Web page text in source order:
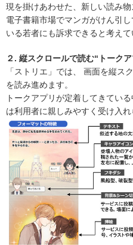
現を掛けあわせた、新しい読み物
電子書籍市場でマンガがけん引
いる若者にも訴求できると考えて
２. 縦スクロールで読む“トーク
「ストリエ」では、 画面を縦ス
を読み進めます。
トークアプリが定着してきてい
は利用者に親しみやすく受け入れ